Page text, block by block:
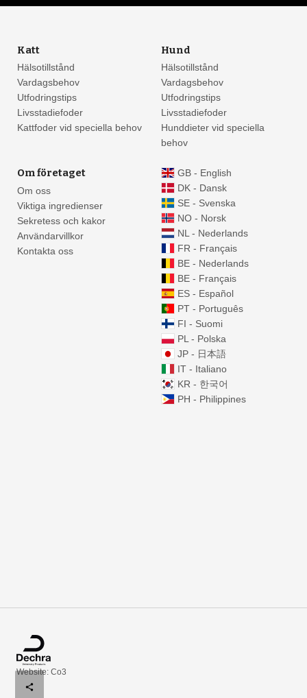
share
Katt
Hälsotillstånd
Vardagsbehov
Utfodringstips
Livsstadiefoder
Kattfoder vid speciella behov
Hund
Hälsotillstånd
Vardagsbehov
Utfodringstips
Livsstadiefoder
Hunddieter vid speciella
behov
Om företaget
Om oss
Viktiga ingredienser
Sekretess och kakor
Användarvillkor
Kontakta oss
GB - English
DK - Dansk
SE - Svenska
NO - Norsk
NL - Nederlands
FR - Français
BE - Nederlands
BE - Français
ES - Español
PT - Português
FI - Suomi
PL - Polska
JP - 日本語
IT - Italiano
KR - 한국어
PH - Philippines
Website: Co3